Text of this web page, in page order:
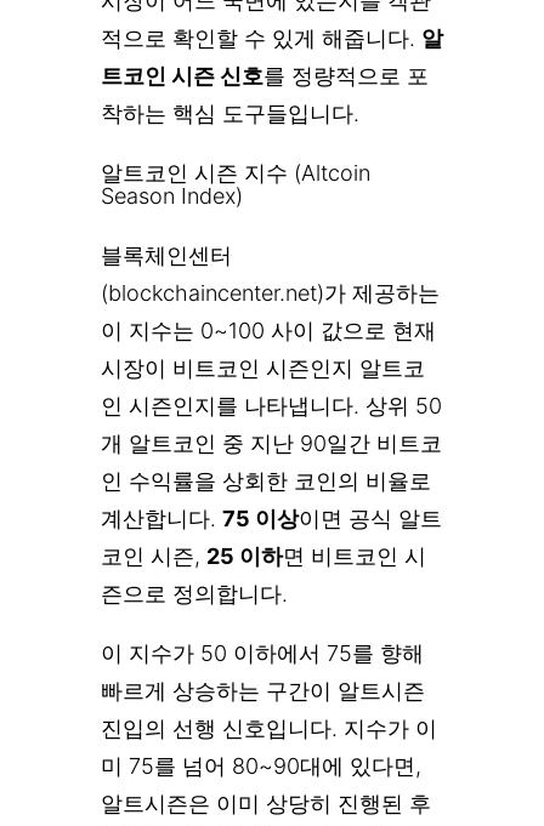
적으로 확인할 수 있게 해줍니다. 알
트코인 시즌 신호를 정량적으로 포
착하는 핵심 도구들입니다.
알트코인 시즌 지수 (Altcoin
Season Index)
블록체인센터
(blockchaincenter.net)가 제공하는
이 지수는 0~100 사이 값으로 현재
시장이 비트코인 시즌인지 알트코
인 시즌인지를 나타냅니다. 상위 50
개 알트코인 중 지난 90일간 비트코
인 수익률을 상회한 코인의 비율로
계산합니다. 75 이상이면 공식 알트
코인 시즌, 25 이하면 비트코인 시
즌으로 정의합니다.
이 지수가 50 이하에서 75를 향해
빠르게 상승하는 구간이 알트시즌
진입의 선행 신호입니다. 지수가 이
미 75를 넘어 80~90대에 있다면,
알트시즌은 이미 상당히 진행된 후